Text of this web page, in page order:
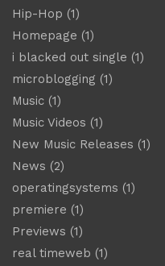
Hip-Hop (1)
Homepage (1)
i blacked out single (1)
microblogging (1)
Music (1)
Music Videos (1)
New Music Releases (1)
News (2)
operatingsystems (1)
premiere (1)
Previews (1)
real timeweb (1)